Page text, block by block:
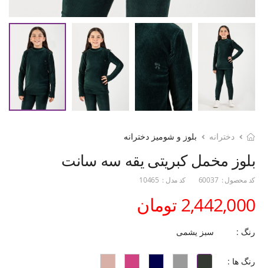
دخترانه بلوز و شومیز دخترانه
بلوز مخمل کبریتی یقه سه سانت
کد محصول : 60037 کد مدل : 10465
2,442,000 تومان
رنگ : سبز یشمی
رنگ ها :